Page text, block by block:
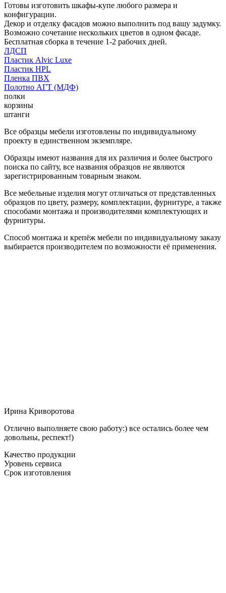
Готовы изготовить шкафы-купе любого размера и
конфигурации.
Декор и отделку фасадов можно выполнить под вашу задумку.
Возможно сочетание нескольких цветов в одном фасаде.
Бесплатная сборка в течение 1-2 рабочих дней.
ЛДСП
Пластик Alvic Luxe
Пластик HPL
Пленка ПВХ
Полотно АГТ (МДФ)
полки
корзины
штанги
Все образцы мебели изготовлены по индивидуальному
проекту в единственном экземпляре.
Образцы имеют названия для их различия и более быстрого
поиска по сайту, все названия образцов не являются
зарегистрированным товарным знаком.
Все мебельные изделия могут отличаться от представленных
образцов по цвету, размеру, комплектации, фурнитуре, а также
способами монтажа и производителями комплектующих и
фурнитуры.
Способ монтажа и крепёж мебели по индивидуальному заказу
выбирается производителем по возможности её применения.
Ирина Криворотова
Отлично выполняете свою работу:) все остались более чем
довольны, респект!)
Качество продукции
Уровень сервиса
Срок изготовления